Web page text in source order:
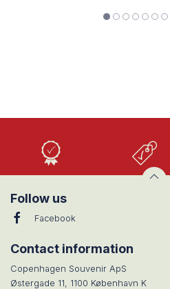
Kvalitet
Follow us
Facebook
Contact information
Copenhagen Souvenir ApS
Østergade 11, 1100 København K